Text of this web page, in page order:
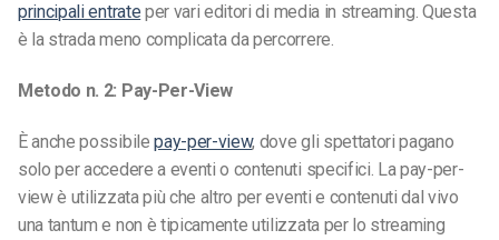
principali entrate per vari editori di media in streaming. Questa
è la strada meno complicata da percorrere.
Metodo n. 2: Pay-Per-View
È anche possibilepay-per-view, dove gli spettatori pagano
solo per accedere a eventi o contenuti specifici. La pay-per-
view è utilizzata più che altro per eventi e contenuti dal vivo
una tantum e non è tipicamente utilizzata per lo streaming